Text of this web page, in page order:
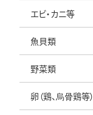
エビ・カニ等
魚貝類
野菜類
卵（鶏、烏骨鶏等）